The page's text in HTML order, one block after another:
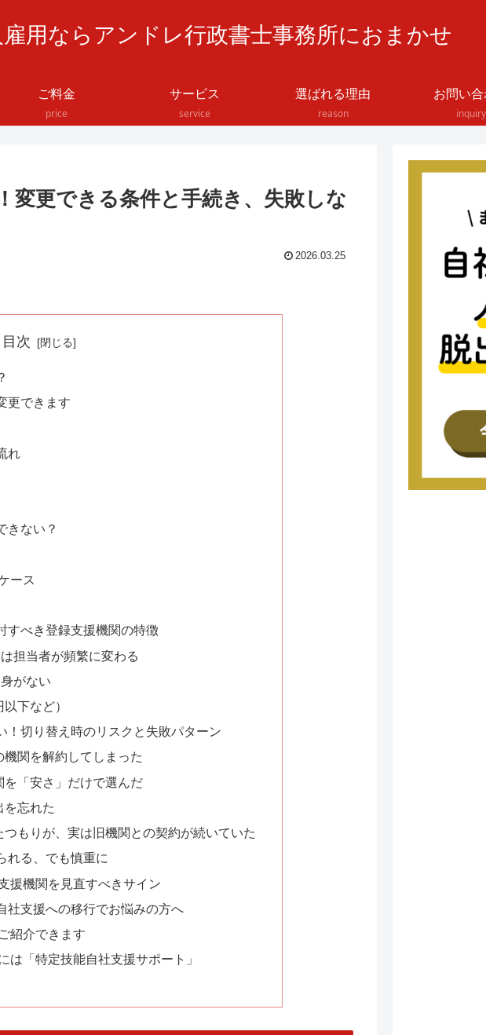
用ならアンドレ行政書士事務所におまかせ
ご料金
price
サービス
service
選ばれる理由
reason
お問い
inquiry
変更できる条件と手続き、失敗しな
2026.03.25
目次
更できます
れ
きない？
ース
すべき登録支援機関の特徴
担当者が頻繁に変わる
がない
下など）
！切り替え時のリスクと失敗パターン
関を解約してしまった
「安さ」だけで選んだ
を忘れた
もりが、実は旧機関との契約が続いていた
れる、でも慎重に
援機関を見直すべきサイン
社支援への移行でお悩みの方へ
紹介できます
は「特定技能自社支援サポート」